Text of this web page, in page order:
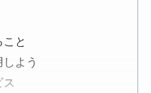
と
よう